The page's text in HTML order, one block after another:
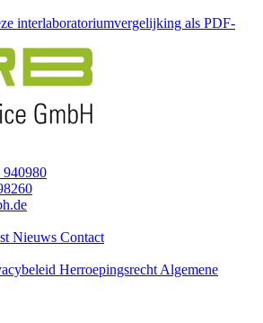
interlaboratoriumvergelijking als PDF-
940980
Nieuws Contact
Herroepingsrecht Algemene